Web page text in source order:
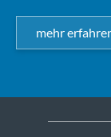
mehr